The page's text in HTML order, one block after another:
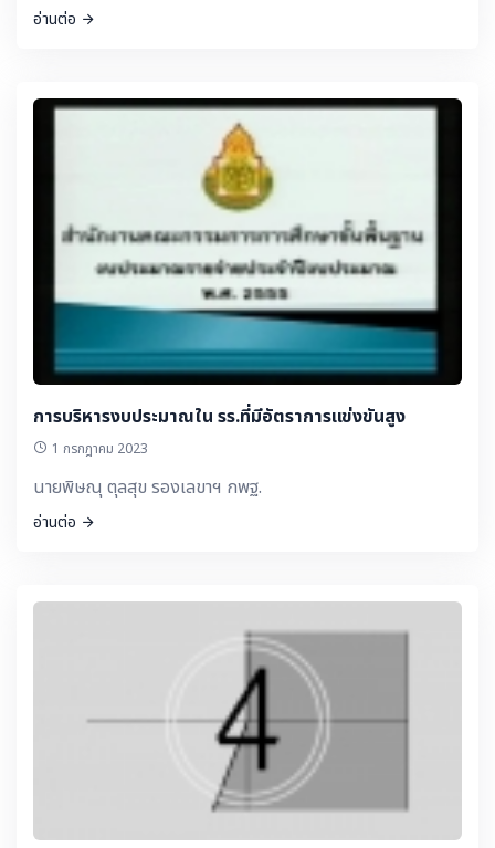
อ่านต่อ
การบริหารงบประมาณใน รร.ที่มีอัตราการแข่งขันสูง
1 กรกฎาคม 2023
นายพิษณุ ตุลสุข รองเลขาฯ กพฐ.
อ่านต่อ